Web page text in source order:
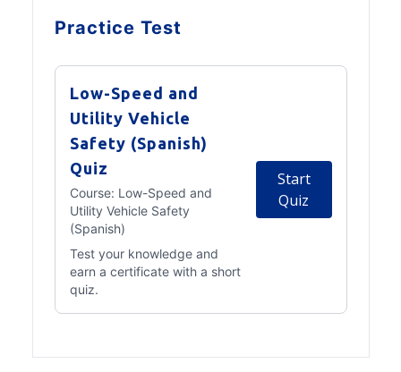
Practice Test
Low-Speed and
Utility Vehicle
Safety (Spanish)
Quiz
Course: Low-Speed and
Utility Vehicle Safety
(Spanish)
Test your knowledge and
earn a certificate with a short
quiz.
Start
Quiz